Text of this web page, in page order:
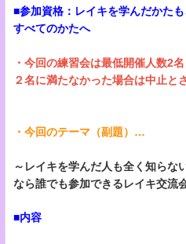
■参加資格：レイキを学んだかた
すべてのかたへ
・今回の練習会は最低開催人数2名
２名に満たなかった場合は中止と
・今回のテーマ（副題）…
～レイキを学んだ人も全く知らな
なら誰でも参加できるレイキ交流
■内容